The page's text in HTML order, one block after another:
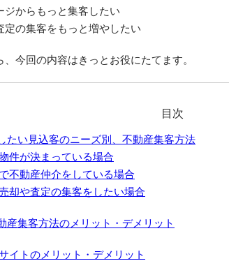
ジからもっと集客したい
定の集客をもっと増やしたい
今回の内容はきっとお役にたてます。
目次
たい見込客のニーズ別、不動産集客方法
件が決まっている場合
不動産仲介をしている場合
却や査定の集客をしたい場合
産集客方法のメリット・デメリット
イトのメリット・デメリット